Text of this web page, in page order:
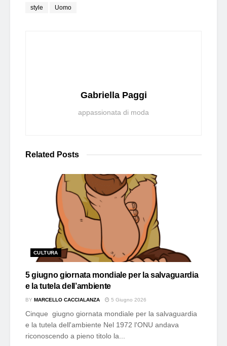
style Uomo
Gabriella Paggi
appassionata di moda
Related Posts
CULTURA
5 giugno giornata mondiale per la salvaguardia
e la tutela dell’ambiente
BY MARCELLO CACCIALANZA 5 Giugno 2026
Cinque giugno giornata mondiale per la salvaguardia
e la tutela dell'ambiente Nel 1972 l'ONU andava
riconoscendo a pieno titolo la...